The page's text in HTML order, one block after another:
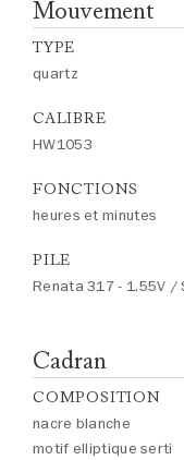
Mouvement
TYPE
quartz
CALIBRE
HW1053
FONCTIONS
heures et minutes
PILE
Renata 317 - 1.55V /
Cadran
COMPOSITION
nacre blanche
motif elliptique serti